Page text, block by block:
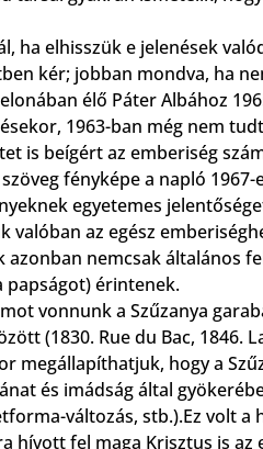
ha elhisszük e jelenések
kér; jobban mondva, ha
élő Páter Albához
1963-ban még nem
is beígért az emberiség
fényképe a napló
egyetemes
valóban az egész
azonban nemcsak általános
papságot) érintenek.
vonnunk a Szűzanya
(1830. Rue du Bac, 1846.
megállapíthatjuk, hogy a
és imádság által
változás, stb.).Ez volt a
hívott fel maga Krisztus is az